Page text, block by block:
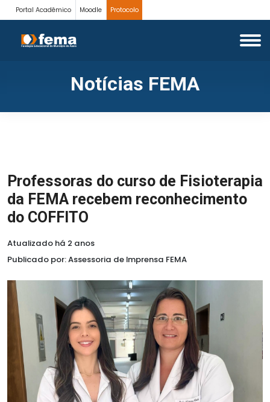
Portal Acadêmico Moodle Protocolo
Notícias FEMA
Professoras do curso de Fisioterapia
da FEMA recebem reconhecimento
do COFFITO
Atualizado há 2 anos
Publicado por: Assessoria de Imprensa FEMA